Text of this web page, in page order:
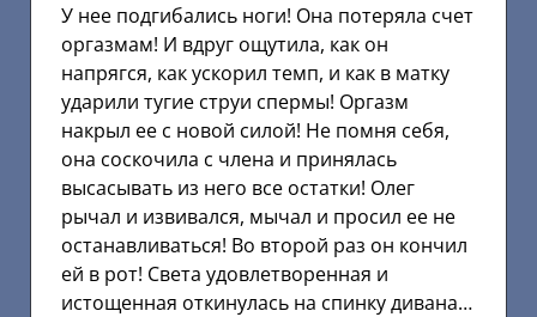
У нее подгибались ноги! Она потеряла счет
оргазмам! И вдруг ощутила, как он
напрягся, как ускорил темп, и как в матку
ударили тугие струи спермы! Оргазм
накрыл ее с новой силой! Не помня себя,
она соскочила с члена и принялась
высасывать из него все остатки! Олег
рычал и извивался, мычал и просил ее не
останавливаться! Во второй раз он кончил
ей в рот! Света удовлетворенная и
истощенная откинулась на спинку дивана…